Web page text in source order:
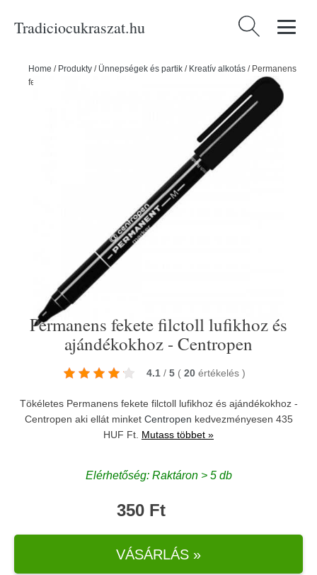
Tradiciocukraszat.hu Keresés:
Home / Produkty / Ünnepségek és partik / Kreatív alkotás / Permanens
fekete filctoll lufikhoz és ajándékokhoz - Centropen
Permanens fekete filctoll lufikhoz és
ajándékokhoz - Centropen
4.1 / 5 ( 20 értékelés )
Tökéletes Permanens fekete filctoll lufikhoz és ajándékokhoz -
Centropen aki ellát minket Centropen kedvezményesen 435
HUF Ft. Mutass többet »
Elérhetőség: Raktáron > 5 db
350 Ft
VÁSÁRLÁS »